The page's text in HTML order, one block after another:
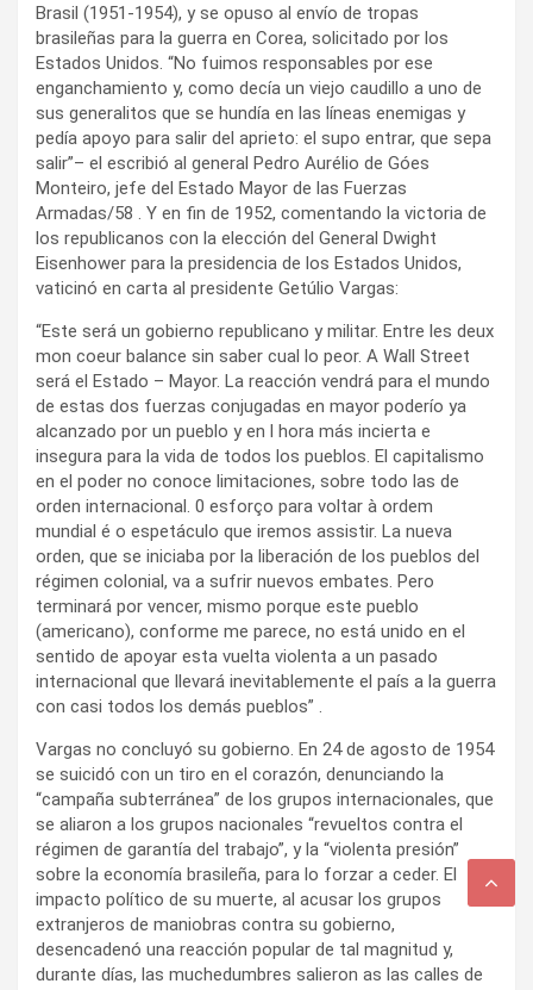
Brasil (1951-1954), y se opuso al envío de tropas
brasileñas para la guerra en Corea, solicitado por los
Estados Unidos. “No fuimos responsables por ese
enganchamiento y, como decía un viejo caudillo a uno de
sus generalitos que se hundía en las líneas enemigas y
pedía apoyo para salir del aprieto: el supo entrar, que sepa
salir”– el escribió al general Pedro Aurélio de Góes
Monteiro, jefe del Estado Mayor de las Fuerzas
Armadas/58 . Y en fin de 1952, comentando la victoria de
los republicanos con la elección del General Dwight
Eisenhower para la presidencia de los Estados Unidos,
vaticinó en carta al presidente Getúlio Vargas:
“Este será un gobierno republicano y militar. Entre les deux
mon coeur balance sin saber cual lo peor. A Wall Street
será el Estado – Mayor. La reacción vendrá para el mundo
de estas dos fuerzas conjugadas en mayor poderío ya
alcanzado por un pueblo y en l hora más incierta e
insegura para la vida de todos los pueblos. El capitalismo
en el poder no conoce limitaciones, sobre todo las de
orden internacional. 0 esforço para voltar à ordem
mundial é o espetáculo que iremos assistir. La nueva
orden, que se iniciaba por la liberación de los pueblos del
régimen colonial, va a sufrir nuevos embates. Pero
terminará por vencer, mismo porque este pueblo
(americano), conforme me parece, no está unido en el
sentido de apoyar esta vuelta violenta a un pasado
internacional que llevará inevitablemente el país a la guerra
con casi todos los demás pueblos” .
Vargas no concluyó su gobierno. En 24 de agosto de 1954
se suicidó con un tiro en el corazón, denunciando la
“campaña subterránea” de los grupos internacionales, que
se aliaron a los grupos nacionales “revueltos contra el
régimen de garantía del trabajo”, y la “violenta presión”
sobre la economía brasileña, para lo forzar a ceder. El
impacto político de su muerte, al acusar los grupos
extranjeros de maniobras contra su gobierno,
desencadenó una reacción popular de tal magnitud y,
durante días, las muchedumbres salieron as las calles de